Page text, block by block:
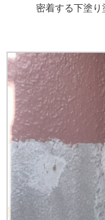
密着する下塗り塗